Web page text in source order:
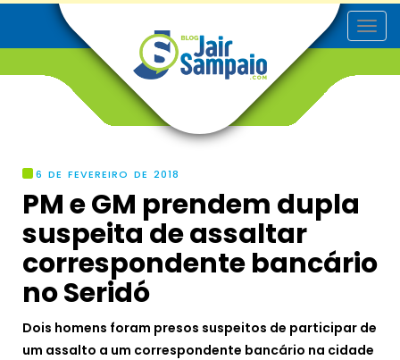
T
o
6 DE FEVEREIRO DE 2018
PM e GM prendem dupla
suspeita de assaltar
correspondente bancário
no Seridó
Dois homens foram presos suspeitos de participar de
um assalto a um correspondente bancário na cidade